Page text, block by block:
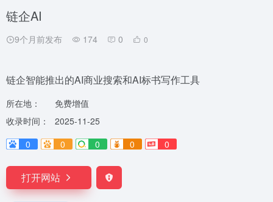
链企AI
9个月前发布 174 0 0
链企智能推出的AI商业搜索和AI标书写作工具
所在地：
免费增值
收录时间：
2025-11-25
0
0 0 0 0
打开网站